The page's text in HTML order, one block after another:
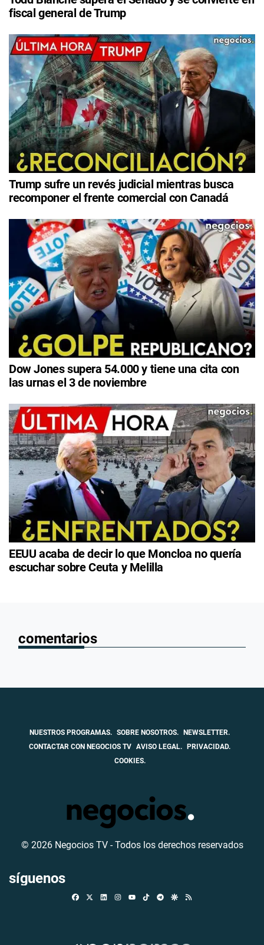
fiscal general de Trump
Trump sufre un revés judicial mientras busca
recomponer el frente comercial con Canadá
Dow Jones supera 54.000 y tiene una cita con
las urnas el 3 de noviembre
EEUU acaba de decir lo que Moncloa no quería
escuchar sobre Ceuta y Melilla
comentarios
NUESTROS PROGRAMAS. SOBRE NOSOTROS.
NEWSLETTER.
CONTACTAR CON NEGOCIOS TV AVISO LEGAL.
PRIVACIDAD.
COOKIES.
© 2026 Negocios TV - Todos los derechos reservados
síguenos
FacebookLinkedinInstagramTikTokTelegramGoogle Discover